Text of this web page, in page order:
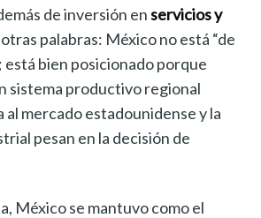
de inversión enservicios y
otras palabras: México no está “de
está bien posicionado porque
sistema productivo regional
al mercado estadounidense y la
pesan en la decisión de
México se mantuvo como el